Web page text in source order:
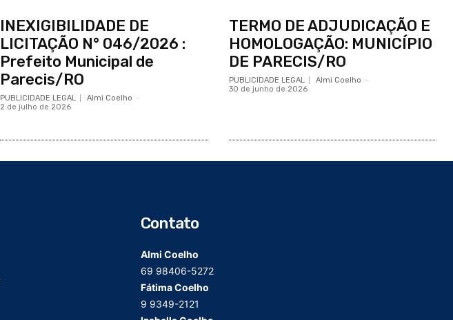
INEXIGIBILIDADE DE
LICITAÇÃO N° 046/2026 :
Prefeito Municipal de
Parecis/RO
PUBLICIDADE LEGAL Almi Coelho -
2 de julho de 2026
TERMO DE ADJUDICAÇÃO E
HOMOLOGAÇÃO: MUNICÍPIO
DE PARECIS/RO
PUBLICIDADE LEGAL Almi Coelho -
30 de junho de 2026
Contato
Almi Coelho
69 98406-5272
Fátima Coelho
9 9349-2121